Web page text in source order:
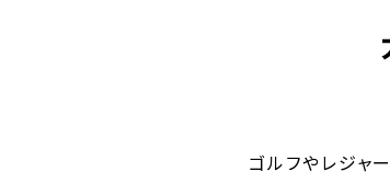
ゴルフやレジャ